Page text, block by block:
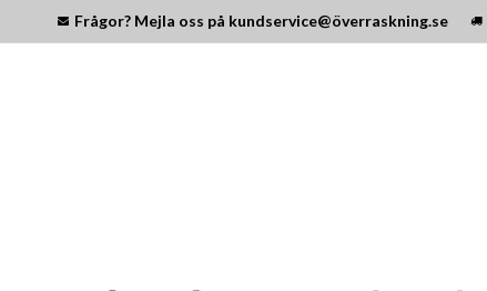
Frågor? Mejla oss på kundservice@överraskning.se